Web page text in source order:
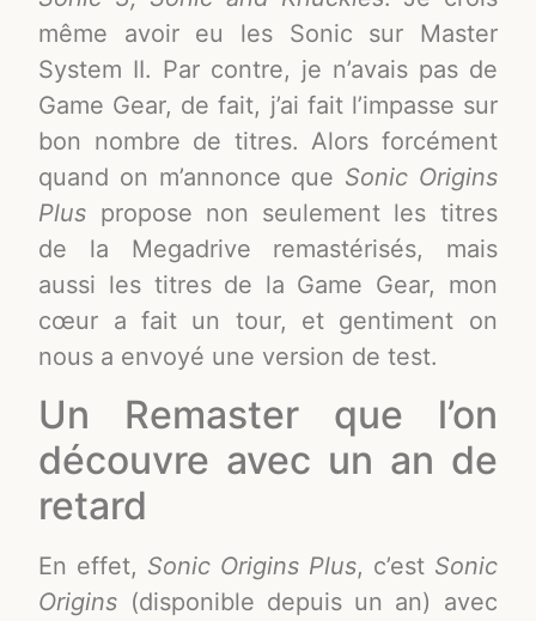
même avoir eu les Sonic sur Master
System II. Par contre, je n’avais pas de
Game Gear, de fait, j’ai fait l’impasse sur
bon nombre de titres. Alors forcément
quand on m’annonce que Sonic Origins
Plus propose non seulement les titres
de la Megadrive remastérisés, mais
aussi les titres de la Game Gear, mon
cœur a fait un tour, et gentiment on
nous a envoyé une version de test.
Un Remaster que l’on
découvre avec un an de
retard
En effet, Sonic Origins Plus, c’est Sonic
Origins (disponible depuis un an) avec